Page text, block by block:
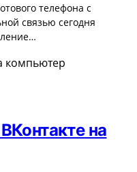
телефона с
связью сегодня
на